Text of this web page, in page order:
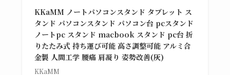
KKaMM ノートパソコンスタンド タブレット ス
タンド パソコンスタンド パソコン台 pcスタンド
ノートpc スタンド macbook スタンド pc台 折
りたたみ式 持ち運び可能 高さ調整可能 アルミ合
金製 人間工学 腰痛 肩凝り 姿勢改善(灰)
KKaMM